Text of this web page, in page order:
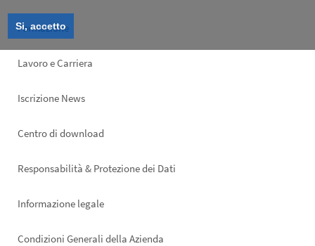
Si, accetto
Formazione
Lavoro e Carriera
Iscrizione News
Footer
Centro di download
Responsabilità & Protezione dei Dati
Informazione legale
Condizioni Generali della Azienda